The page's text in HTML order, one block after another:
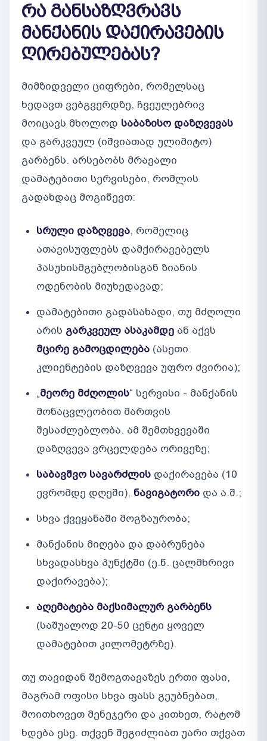
რა განსაზღვრავს
მანქანის დაქირავების
ღირებულებას?
მიმზიდველი ციფრები, რომელსაც
ხედავთ ვებგვერდზე, ჩვეულებრივ
მოიცავს მხოლოდ საბაზისო დაზღვევას
და გარკვეულ (იშვიათად ულიმიტო)
გარბენს. არსებობს მრავალი
დამატებითი სერვისები, რომლის
გადახდაც მოგიწევთ:
სრული დაზღვევა, რომელიც
ათავისუფლებს დამქირავებელს
პასუხისმგებლობისგან ზიანის
ოდენობის მიუხედავად;
დამატებითი გადასახადი, თუ მძღოლი
არის გარკვეულ ასაკამდე ან აქვს
მცირე გამოცდილება (ასეთი
კლიენტების დაზღვევა უფრო ძვირია);
„მეორე მძღოლის“ სერვისი - მანქანის
მონაცვლეობით მართვის
შესაძლებლობა. ამ შემთხვევაში
დაზღვევა ვრცელდება ორივეზე;
საბავშვო სავარძლის დაქირავება (10
ევრომდე დღეში), ნავიგატორი და ა.შ.;
სხვა ქვეყანაში მოგზაურობა;
მანქანის მიღება და დაბრუნება
სხვადასხვა პუნქტში (ე.წ. ცალმხრივი
დაქირავება);
აღემატება მაქსიმალურ გარბენს
(საშუალოდ 20-50 ცენტი ყოველ
დამატებით კილომეტრზე).
თუ თავიდან შემოგთავაზეს ერთი ფასი,
მაგრამ ოფისი სხვა ფასს გეუბნებათ,
მოითხოვეთ მენეჯერი და კითხეთ, რატომ
ხდება ესე. თქვენ შეგიძლიათ უარი თქვათ